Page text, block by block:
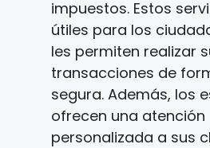
impuestos. Estos
útiles para los
les permiten realizar
transacciones de
segura. Además, los
ofrecen una atención
personalizada a sus